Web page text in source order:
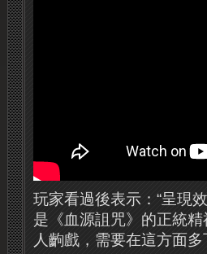
玩家看過後表示：“呈現
是《血源詛咒》的正統
人齣戲，需要在這方面多